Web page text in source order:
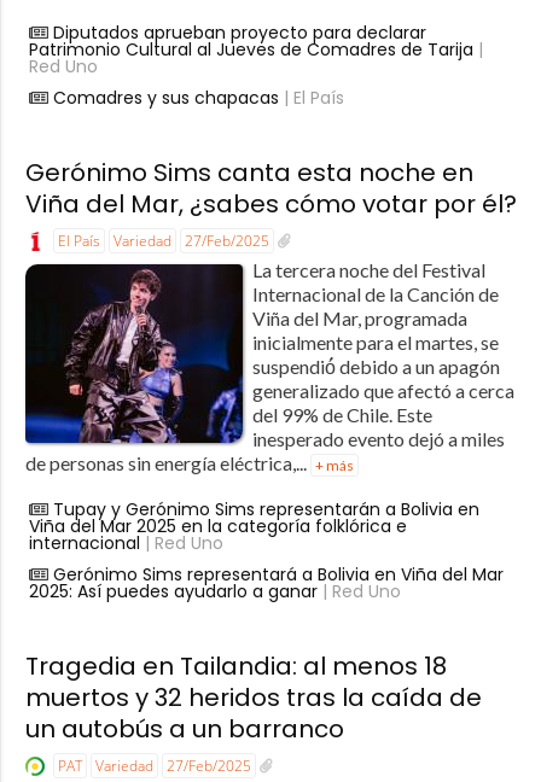
Diputados aprueban proyecto para declarar
Patrimonio Cultural al Jueves de Comadres de Tarija |
Red Uno
Comadres y sus chapacas | El País
Gerónimo Sims canta esta noche en
Viña del Mar, ¿sabes cómo votar por él?
El País Variedad 27/Feb/2025
La tercera noche del Festival
Internacional de la Canción de
Viña del Mar, programada
inicialmente para el martes, se
suspendió́ debido a un apagón
generalizado que afectó a cerca
del 99% de Chile. Este
inesperado evento dejó a miles
de personas sin energía eléctrica,... + más
Tupay y Gerónimo Sims representarán a Bolivia en
Viña del Mar 2025 en la categoría folklórica e
internacional | Red Uno
Gerónimo Sims representará a Bolivia en Viña del Mar
2025: Así puedes ayudarlo a ganar| Red Uno
Tragedia en Tailandia: al menos 18
muertos y 32 heridos tras la caída de
un autobús a un barranco
PAT Variedad 27/Feb/2025